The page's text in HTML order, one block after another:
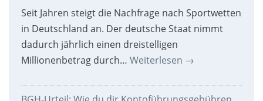
Seit Jahren steigt die Nachfrage nach Sportwetten
in Deutschland an. Der deutsche Staat nimmt
dadurch jährlich einen dreistelligen
Millionenbetrag durch… Weiterlesen →